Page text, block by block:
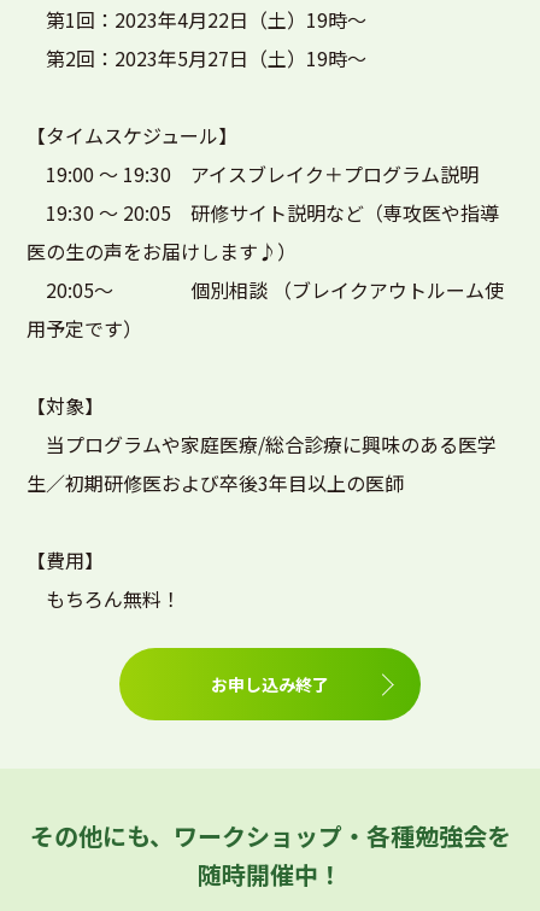
第1回：2023年4月22日（土）19時～
第2回：2023年5月27日（土）19時～
【タイムスケジュール】
19:00 ～ 19:30 アイスブレイク＋プログラム説明
19:30 ～ 20:05 研修サイト説明など（専攻医や指導
医の生の声をお届けします♪）
20:05～ 個別相談 （ブレイクアウトルーム使
用予定です）
【対象】
当プログラムや家庭医療/総合診療に興味のある医学
生／初期研修医および卒後3年目以上の医師
【費用】
もちろん無料！
お申し込み終了
その他にも、ワークショップ・各種勉強会を
随時開催中！